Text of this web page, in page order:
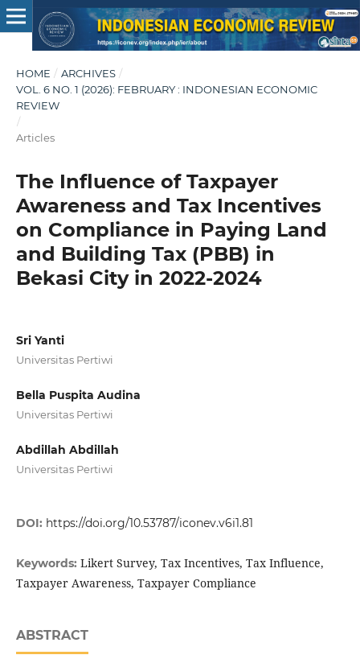
HOME / ARCHIVES /
VOL. 6 NO. 1 (2026): FEBRUARY : INDONESIAN ECONOMIC
REVIEW
/
Articles
The Influence of Taxpayer
Awareness and Tax Incentives
on Compliance in Paying Land
and Building Tax (PBB) in
Bekasi City in 2022-2024
Sri Yanti
Universitas Pertiwi
Bella Puspita Audina
Universitas Pertiwi
Abdillah Abdillah
Universitas Pertiwi
DOI: https://doi.org/10.53787/iconev.v6i1.81
Keywords: Likert Survey, Tax Incentives, Tax Influence,
Taxpayer Awareness, Taxpayer Compliance
ABSTRACT